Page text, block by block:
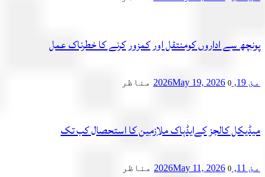
پونچھ سے اداروں کومنتقل اور کمزور کرنے کا خطرناک عمل
مئ 19, 2026 May 19, 2026 0 مناظر
میڈیکل کالجز کےایڈہاک ملازمین کا استحصال کب تک
مئ 11, 2026 May 11, 2026 0 مناظر